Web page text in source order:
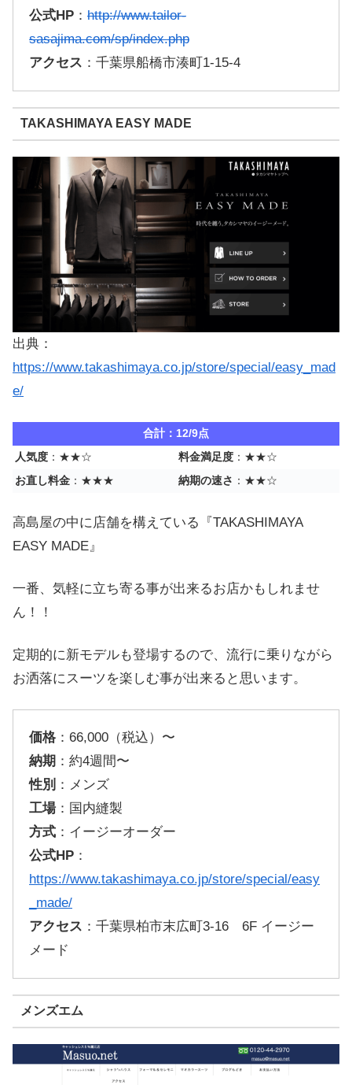
公式HP ： http://www.tailor-
sasajima.com/sp/index.php
アクセス ：千葉県船橋市湊町1-15-4
TAKASHIMAYA EASY MADE
出典：
https://www.takashimaya.co.jp/store/special/easy_mad
e/
合計：12/9点
人気度 ：★★☆ 料金満足度 ：★★☆
お直し料金 ：★★★ 納期の速さ ：★★☆
高島屋の中に店舗を構えている『TAKASHIMAYA
EASY MADE』
一番、気軽に立ち寄る事が出来るお店かもしれませ
ん！！
定期的に新モデルも登場するので、流行に乗りながら
お洒落にスーツを楽しむ事が出来ると思います。
価格 ：66,000（税込）〜
納期 ：約4週間〜
性別 ：メンズ
工場：国内縫製
方式 ：イージーオーダー
公式HP ：
https://www.takashimaya.co.jp/store/special/easy
_made/
アクセス ：千葉県柏市末広町3-16 6F イージー
メード
メンズエム